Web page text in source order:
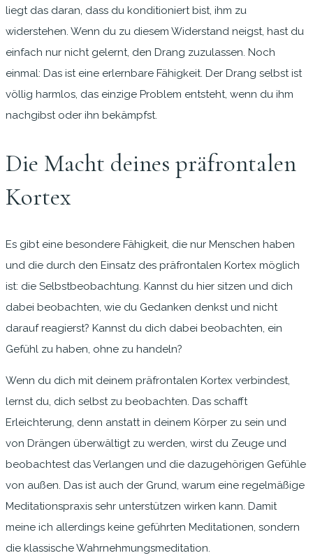
liegt das daran, dass du konditioniert bist, ihm zu
widerstehen. Wenn du zu diesem Widerstand neigst, hast du
einfach nur nicht gelernt, den Drang zuzulassen. Noch
einmal: Das ist eine erlernbare Fähigkeit. Der Drang selbst ist
völlig harmlos, das einzige Problem entsteht, wenn du ihm
nachgibst oder ihn bekämpfst.
Die Macht deines präfrontalen
Kortex
Es gibt eine besondere Fähigkeit, die nur Menschen haben
und die durch den Einsatz des präfrontalen Kortex möglich
ist: die Selbstbeobachtung. Kannst du hier sitzen und dich
dabei beobachten, wie du Gedanken denkst und nicht
darauf reagierst? Kannst du dich dabei beobachten, ein
Gefühl zu haben, ohne zu handeln?
Wenn du dich mit deinem präfrontalen Kortex verbindest,
lernst du, dich selbst zu beobachten. Das schafft
Erleichterung, denn anstatt in deinem Körper zu sein und
von Drängen überwältigt zu werden, wirst du Zeuge und
beobachtest das Verlangen und die dazugehörigen Gefühle
von außen. Das ist auch der Grund, warum eine regelmäßige
Meditationspraxis sehr unterstützen wirken kann. Damit
meine ich allerdings keine geführten Meditationen, sondern
die klassische Wahrnehmungsmeditation.